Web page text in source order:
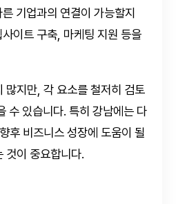
기업과의 연결이 가능할지
이트 구축, 마케팅 지원 등을
많지만, 각 요소를 철저히 검토
수 있습니다. 특히 강남에는 다
후 비즈니스 성장에 도움이 될
것이 중요합니다.